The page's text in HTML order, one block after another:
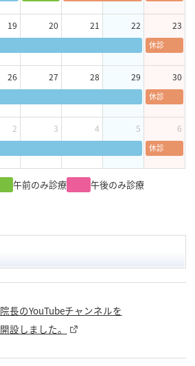
19 20 21 22 23
休診
26 27 28 29 30
休診
2 3 4 5 6
休診
午前のみ診療 午後のみ診療
院長のYouTubeチャンネルを
開設しました。